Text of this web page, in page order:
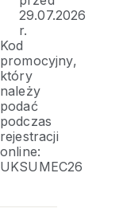
29.07.2026
r.
Kod
promocyjny,
który
należy
podać
podczas
rejestracji
online:
UKSUMEC26